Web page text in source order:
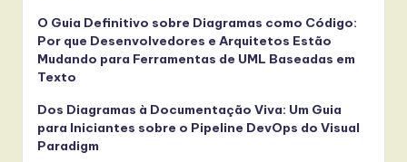
O Guia Definitivo sobre Diagramas como Código:
Por que Desenvolvedores e Arquitetos Estão
Mudando para Ferramentas de UML Baseadas em
Texto
Dos Diagramas à Documentação Viva: Um Guia
para Iniciantes sobre o Pipeline DevOps do Visual
Paradigm